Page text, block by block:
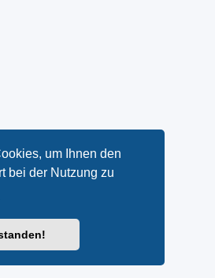
um Ihnen den
bei der Nutzung zu